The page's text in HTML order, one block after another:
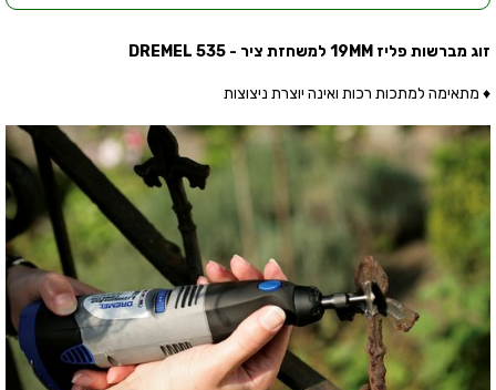
זוג מברשות פליז 19MM למשחזת ציר - DREMEL 535
♦ מתאימה למתכות רכות ואינה יוצרת ניצוצות